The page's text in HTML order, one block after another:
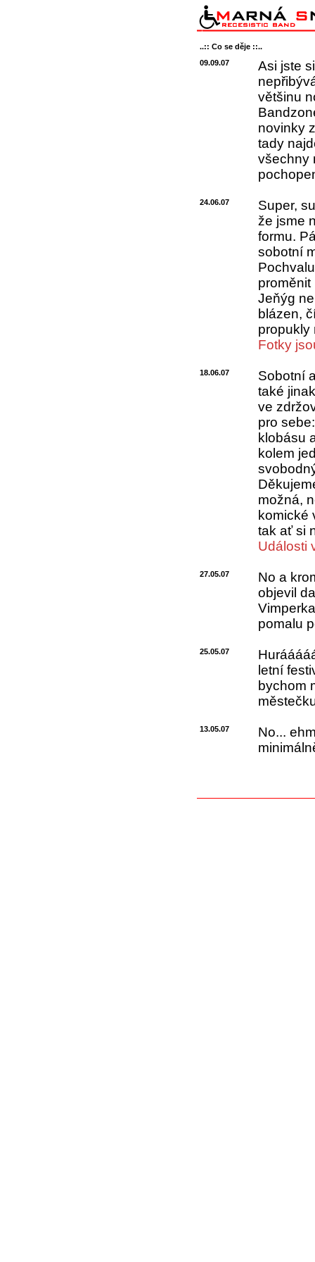
..:: Co se děje ::..
09.09.07
Asi jste
většinu
novinky
tady
všechny
24.06.07
Super,
že jsme
formu.
sobotní
Jeňýg
blázen,
propukly
Fotky
18.06.07
Sobotní
také
ve
pro
klobásu
kolem
možná,
komické
tak ať si
Události
27.05.07
No a
objevil
pomalu
25.05.07
letní
bychom
13.05.07
No...